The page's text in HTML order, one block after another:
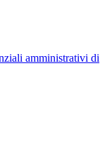
amministrativi di